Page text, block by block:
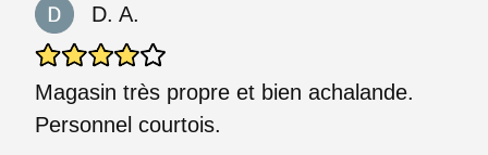
D. A.
Magasin très propre et bien achalande.
Personnel courtois.